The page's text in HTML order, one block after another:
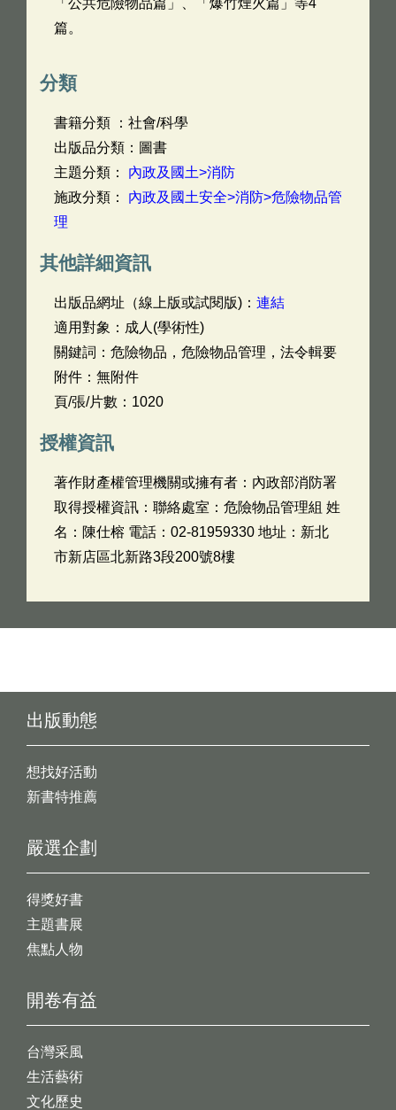
「公共危險物品篇」、「爆竹煙火篇」等4
篇。
分類
書籍分類 ：社會/科學
出版品分類：圖書
主題分類： 內政及國土>消防
施政分類： 內政及國土安全>消防>危險物品管
理
其他詳細資訊
出版品網址（線上版或試閱版)： 連結
適用對象：成人(學術性)
關鍵詞：危險物品，危險物品管理，法令輯要
附件：無附件
頁/張/片數：1020
授權資訊
著作財產權管理機關或擁有者：內政部消防署
取得授權資訊：聯絡處室：危險物品管理組 姓
名：陳仕榕 電話：02-81959330 地址：新北
市新店區北新路3段200號8樓
出版動態
想找好活動
新書特推薦
開卷有益
台灣采風
生活藝術
文化歷史
嚴選企劃
得獎好書
主題書展
焦點人物